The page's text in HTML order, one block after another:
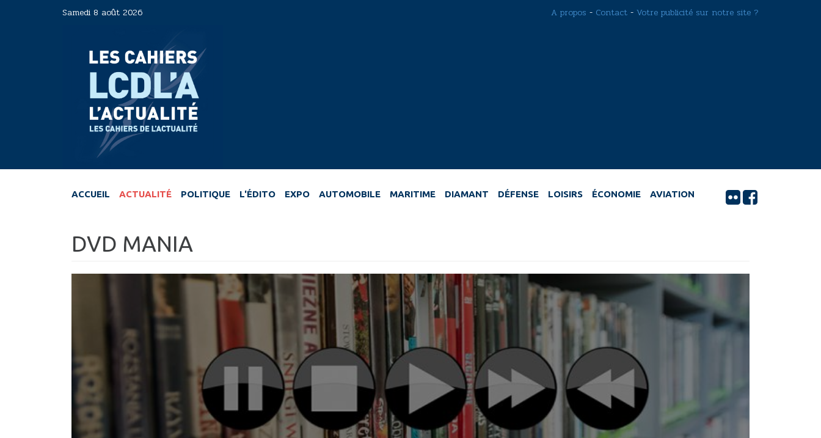
Samedi 8 août 2026 A propos - Contact - Votre publicité sur notre site ?
ACCUEIL ACTUALITÉ POLITIQUE L'ÉDITO EXPO AUTOMOBILE MARITIME DIAMANT DÉFENSE LOISIRS ÉCONOMIE AVIATION
DVD MANIA